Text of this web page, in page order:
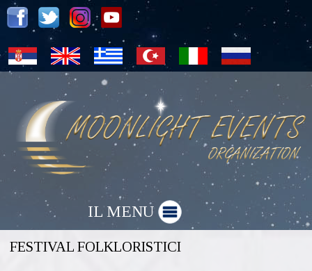
IL MENU
FESTIVAL FOLKLORISTICI